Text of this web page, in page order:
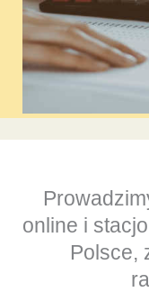
online i
Polsce,